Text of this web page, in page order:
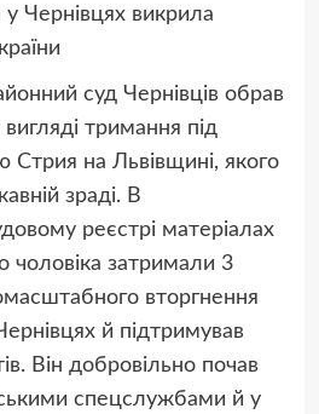
у Чернівцях викрила
суд Чернівців обрав
тримання під
на Львівщині, якого
зраді. В
реєстрі матеріалах
чоловіка затримали 3
вторгнення
й підтримував
Він добровільно почав
спецслужбами й у